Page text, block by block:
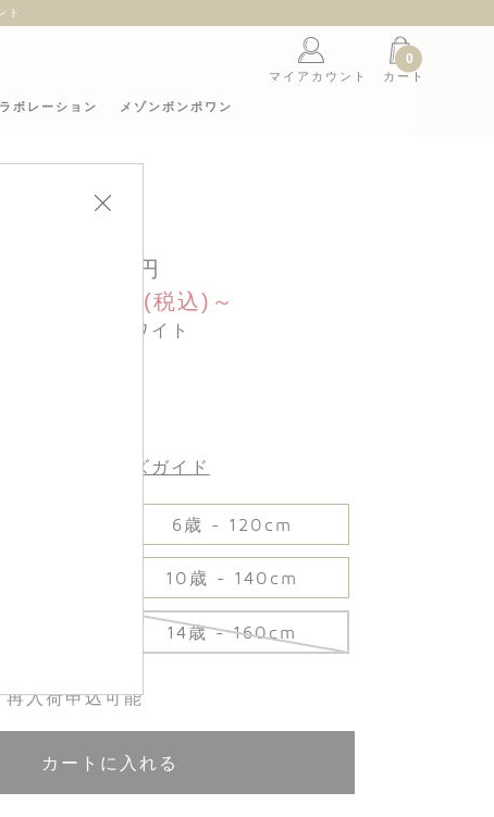
ト
マイアカウント
0
カート
ボレーション メゾンボンポワン
TEE
20,900円
10,450円(税込)～
カラー : ホワイト
サイズガイド
6歳 - 120cm
10歳 - 140cm
14歳 - 160cm
再入荷申込可能
カートに入れる